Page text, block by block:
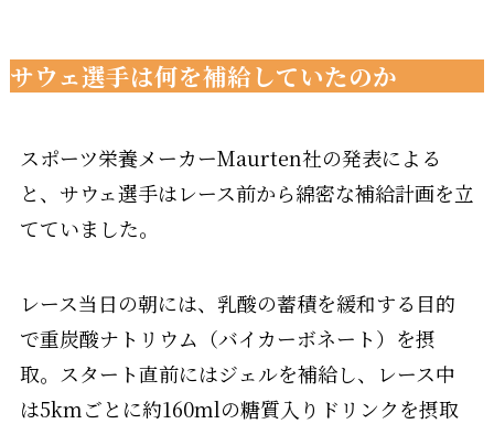
サウェ選手は何を補給していたのか
スポーツ栄養メーカーMaurten社の発表による
と、サウェ選手はレース前から綿密な補給計画を立
てていました。
レース当日の朝には、乳酸の蓄積を緩和する目的
で重炭酸ナトリウム（バイカーボネート）を摂
取。スタート直前にはジェルを補給し、レース中
は5kmごとに約160mlの糖質入りドリンクを摂取